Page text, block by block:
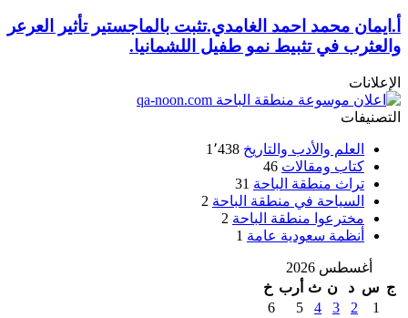
أ.ايمان محمد احمد الغامدي.تثبت بالماجستير تأثير العرعر
والعثرب في تثبيط نمو طفيل اللشمانيا.
الإعلانات
التصنيفات
العلم والأدب والتاريخ 1٬438
كتاب ومقالات 46
تراث منطقة الباحة 31
السياحة في منطقة الباحة 2
مخترعوا منطقة الباحة 2
أنظمة سعودية عامة 1
أغسطس 2026
ج س د ن ث أرب خ
1
2
3
4
5
6